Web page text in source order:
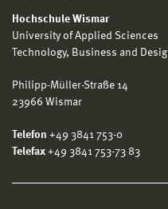
Hochschule Wismar
University of Applied Sciences
Technology, Business and
Philipp-Müller-Straße 14
23966 Wismar
Telefon +49 3841 753-0
Telefax +49 3841 753-73 83